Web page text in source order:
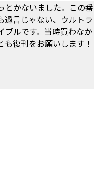
とかないました。この番
過言じゃない、ウルトラ
ブルです。当時買わなか
復刊をお願いします！